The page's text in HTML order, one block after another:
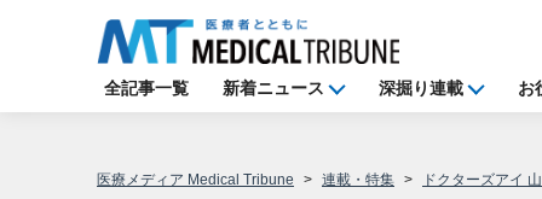
全記事一覧 新着ニュース 深掘り連載 お
医療メディア Medical Tribune 連載・特集 ドクターズアイ